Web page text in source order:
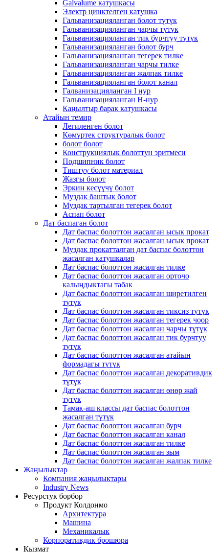
Galvalume катушкасы
Электр цинктелген катушка
Гальванизацияланган болот түтүк
Гальванизацияланган чарчы түтүк
Гальванизацияланган тик бурчтуу түтүк
Гальванизацияланган болот бурч
Гальванизацияланган тегерек тилке
Гальванизацияланган чарчы тилке
Гальванизацияланган жалпак тилке
Гальванизацияланган болот канал
Галванизацияланган I нур
Гальванизацияланган H-нур
Каңылтыр барак катушкасы
Атайын темир
Легиленген болот
Көмүртек структуралык болот
болот болот
Конструкциялык болоттун эритмеси
Подшипник болот
Тиштүү болот материал
Жазгы болот
Эркин кесүүчү болот
Муздак баштык болот
Муздак тартылган тегерек болот
Аспап болот
Дат баспаган болот
Дат баспас болоттон жасалган ысык прокат
Дат баспас болоттон жасалган ысык прокат
Муздак прокатталган дат баспас болоттон
жасалган катушкалар
Дат баспас болоттон жасалган тилке
Дат баспас болоттон жасалган орточо
калыңдыктагы табак
Дат баспас болоттон жасалган ширетилген
түтүк
Дат баспас болоттон жасалган тиксиз түтүк
Дат баспас болоттон жасалган тегерек чоор
Дат баспас болоттон жасалган чарчы түтүк
Дат баспас болоттон жасалган тик бурчтуу
түтүк
Дат баспас болоттон жасалган атайын
формадагы түтүк
Дат баспас болоттон жасалган декоративдик
түтүк
Дат баспас болоттон жасалган өнөр жай
түтүк
Тамак-аш классы дат баспас болоттон
жасалган түтүк
Дат баспас болоттон жасалган бурч
Дат баспас болоттон жасалган канал
Дат баспас болоттон жасалган тилке
Дат баспас болоттон жасалган зым
Дат баспас болоттон жасалган жалпак тилке
Жаңылыктар
Компания жаңылыктары
Industry News
Ресурстук борбор
Продукт Колдонмо
Архитектура
Машина
Механикалык
Корпоративдик брошюра
Кызмат